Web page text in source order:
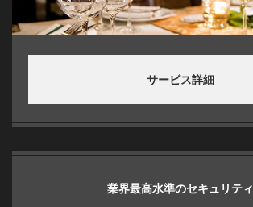
サービス詳細
業界最高水準のセキュリティ